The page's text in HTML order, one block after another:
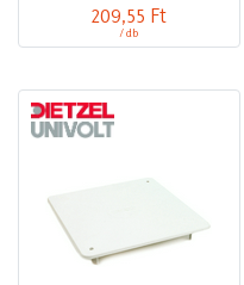
209,55 Ft
/ db